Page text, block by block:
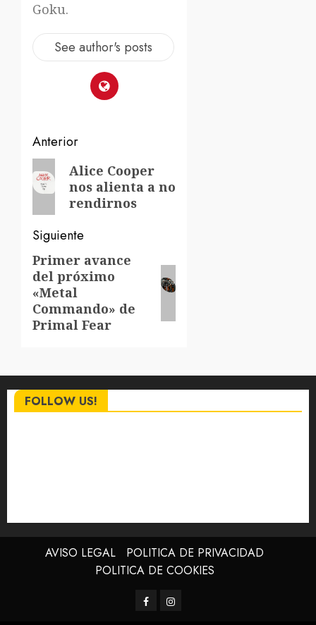
Goku.
See author's posts
Navegación
de
entradas
Anterior
Entrada
anterior:
Alice Cooper
nos alienta a no
rendirnos
Siguiente
Siguiente
entrada:
Primer avance
del próximo
«Metal
Commando» de
Primal Fear
FOLLOW US!
AVISO LEGAL
POLITICA DE PRIVACIDAD
POLITICA DE COOKIES
FacebookInstagram